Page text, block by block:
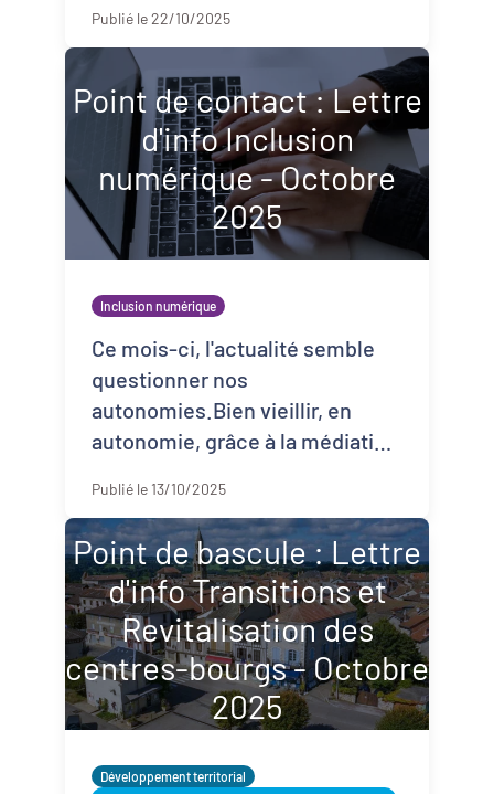
Publié le 22/10/2025
Point de contact : Lettre
d'info Inclusion
numérique - Octobre
2025
Inclusion numérique
Ce mois-ci, l'actualité semble
questionner nos
autonomies.Bien vieillir, en
autonomie, grâce à la médiation
l'article "Bien vieillir dans les
quartie ...
Publié le 13/10/2025
Point de bascule : Lettre
d'info Transitions et
Revitalisation des
centres-bourgs - Octobre
2025
Développement territorial